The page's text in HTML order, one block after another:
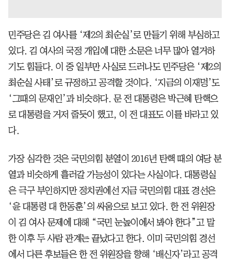
민주당은 김 여사를 ‘제2의 최순실’로 만들기 위해 부심하고
있다. 김 여사의 국정 개입에 대한 소문은 너무 많아 열거하
기도 힘들다. 이 중 일부만 사실로 드러나도 민주당은 ‘제2의
최순실 사태’로 규정하고 공격할 것이다. ‘지금의 이재명’도
‘그때의 문재인’과 비슷하다. 문 전 대통령은 박근혜 탄핵으
로 대통령을 거저 줍듯이 했고, 이 전 대표도 이를 바라고 있
다.
가장 심각한 것은 국민의힘 분열이 2016년 탄핵 때의 여당 분
열과 비슷하게 흘러갈 가능성이 있다는 사실이다. 대통령실
은 극구 부인하지만 정치권에선 지금 국민의힘 대표 경선은
‘윤 대통령 대 한동훈’의 싸움으로 보고 있다. 한 전 위원장
이 김 여사 문제에 대해 “국민 눈높이에서 봐야 한다”고 말
한 이후 두 사람 관계는 끝났다고 한다. 이미 국민의힘 경선
에서 다른 후보들은 한 전 위원장을 향해 ‘배신자’라고 공격